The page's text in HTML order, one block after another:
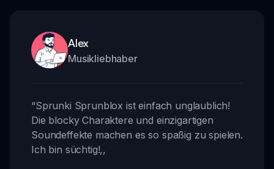
Alex
Musikliebhaber
“Sprunki Sprunblox ist einfach unglaublich!
Die blocky Charaktere und einzigartigen
Soundeffekte machen es so spaßig zu spielen.
Ich bin süchtig!,,